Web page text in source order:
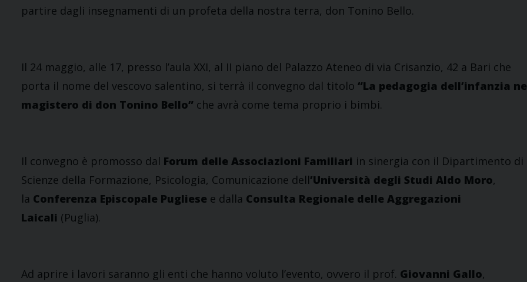
partire dagli insegnamenti di un profeta della nostra terra, don Tonino Bello.
Il 24 maggio, alle 17, presso l’aula XXI, al II piano del Palazzo Ateneo di via Crisanzio, 42 a Bari che
porta il nome del vescovo salentino, si terrà il convegno dal titolo “La pedagogia dell’infanzia
magistero di don Tonino Bello” che avrà come tema proprio i bimbi.
Il convegno è promosso dal Forum delle Associazioni Familiari in sinergia con il Dipartimento di
Scienze della Formazione, Psicologia, Comunicazione dell’Università degli Studi Aldo Moro,
la Conferenza Episcopale Pugliese e dalla Consulta Regionale delle Aggregazioni
Laicali (Puglia).
Ad aprire i lavori saranno gli enti che hanno voluto l’evento, ovvero il prof. Giovanni Gallo,